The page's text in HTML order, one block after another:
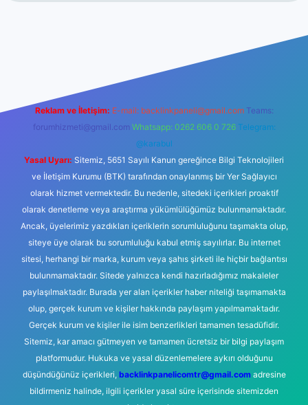
Reklam ve İletişim: E-mail: backlinkpaneli@gmail.com Teams:
forumhizmeti@gmail.com Whatsapp: 0262 606 0 726 Telegram:
@karabul
Yasal Uyarı: Sitemiz, 5651 Sayılı Kanun gereğince Bilgi Teknolojileri
ve İletişim Kurumu (BTK) tarafından onaylanmış bir Yer Sağlayıcı
olarak hizmet vermektedir. Bu nedenle, sitedeki içerikleri proaktif
olarak denetleme veya araştırma yükümlülüğümüz bulunmamaktadır.
Ancak, üyelerimiz yazdıkları içeriklerin sorumluluğunu taşımakta olup,
siteye üye olarak bu sorumluluğu kabul etmiş sayılırlar. Bu internet
sitesi, herhangi bir marka, kurum veya şahıs şirketi ile hiçbir bağlantısı
bulunmamaktadır. Sitede yalnızca kendi hazırladığımız makaleler
paylaşılmaktadır. Burada yer alan içerikler haber niteliği taşımamakta
olup, gerçek kurum ve kişiler hakkında paylaşım yapılmamaktadır.
Gerçek kurum ve kişiler ile isim benzerlikleri tamamen tesadüfidir.
Sitemiz, kar amacı gütmeyen ve tamamen ücretsiz bir bilgi paylaşım
platformudur. Hukuka ve yasal düzenlemelere aykırı olduğunu
düşündüğünüz içerikleri, backlinkpanelicomtr@gmail.comadresine
bildirmeniz halinde, ilgili içerikler yasal süre içerisinde sitemizden